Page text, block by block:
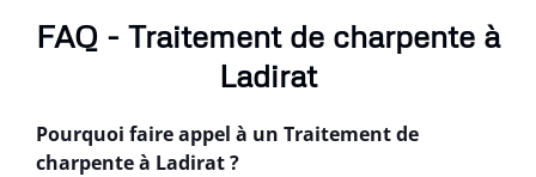
FAQ - Traitement de charpente à
Ladirat
Pourquoi faire appel à un Traitement de
charpente à Ladirat ?